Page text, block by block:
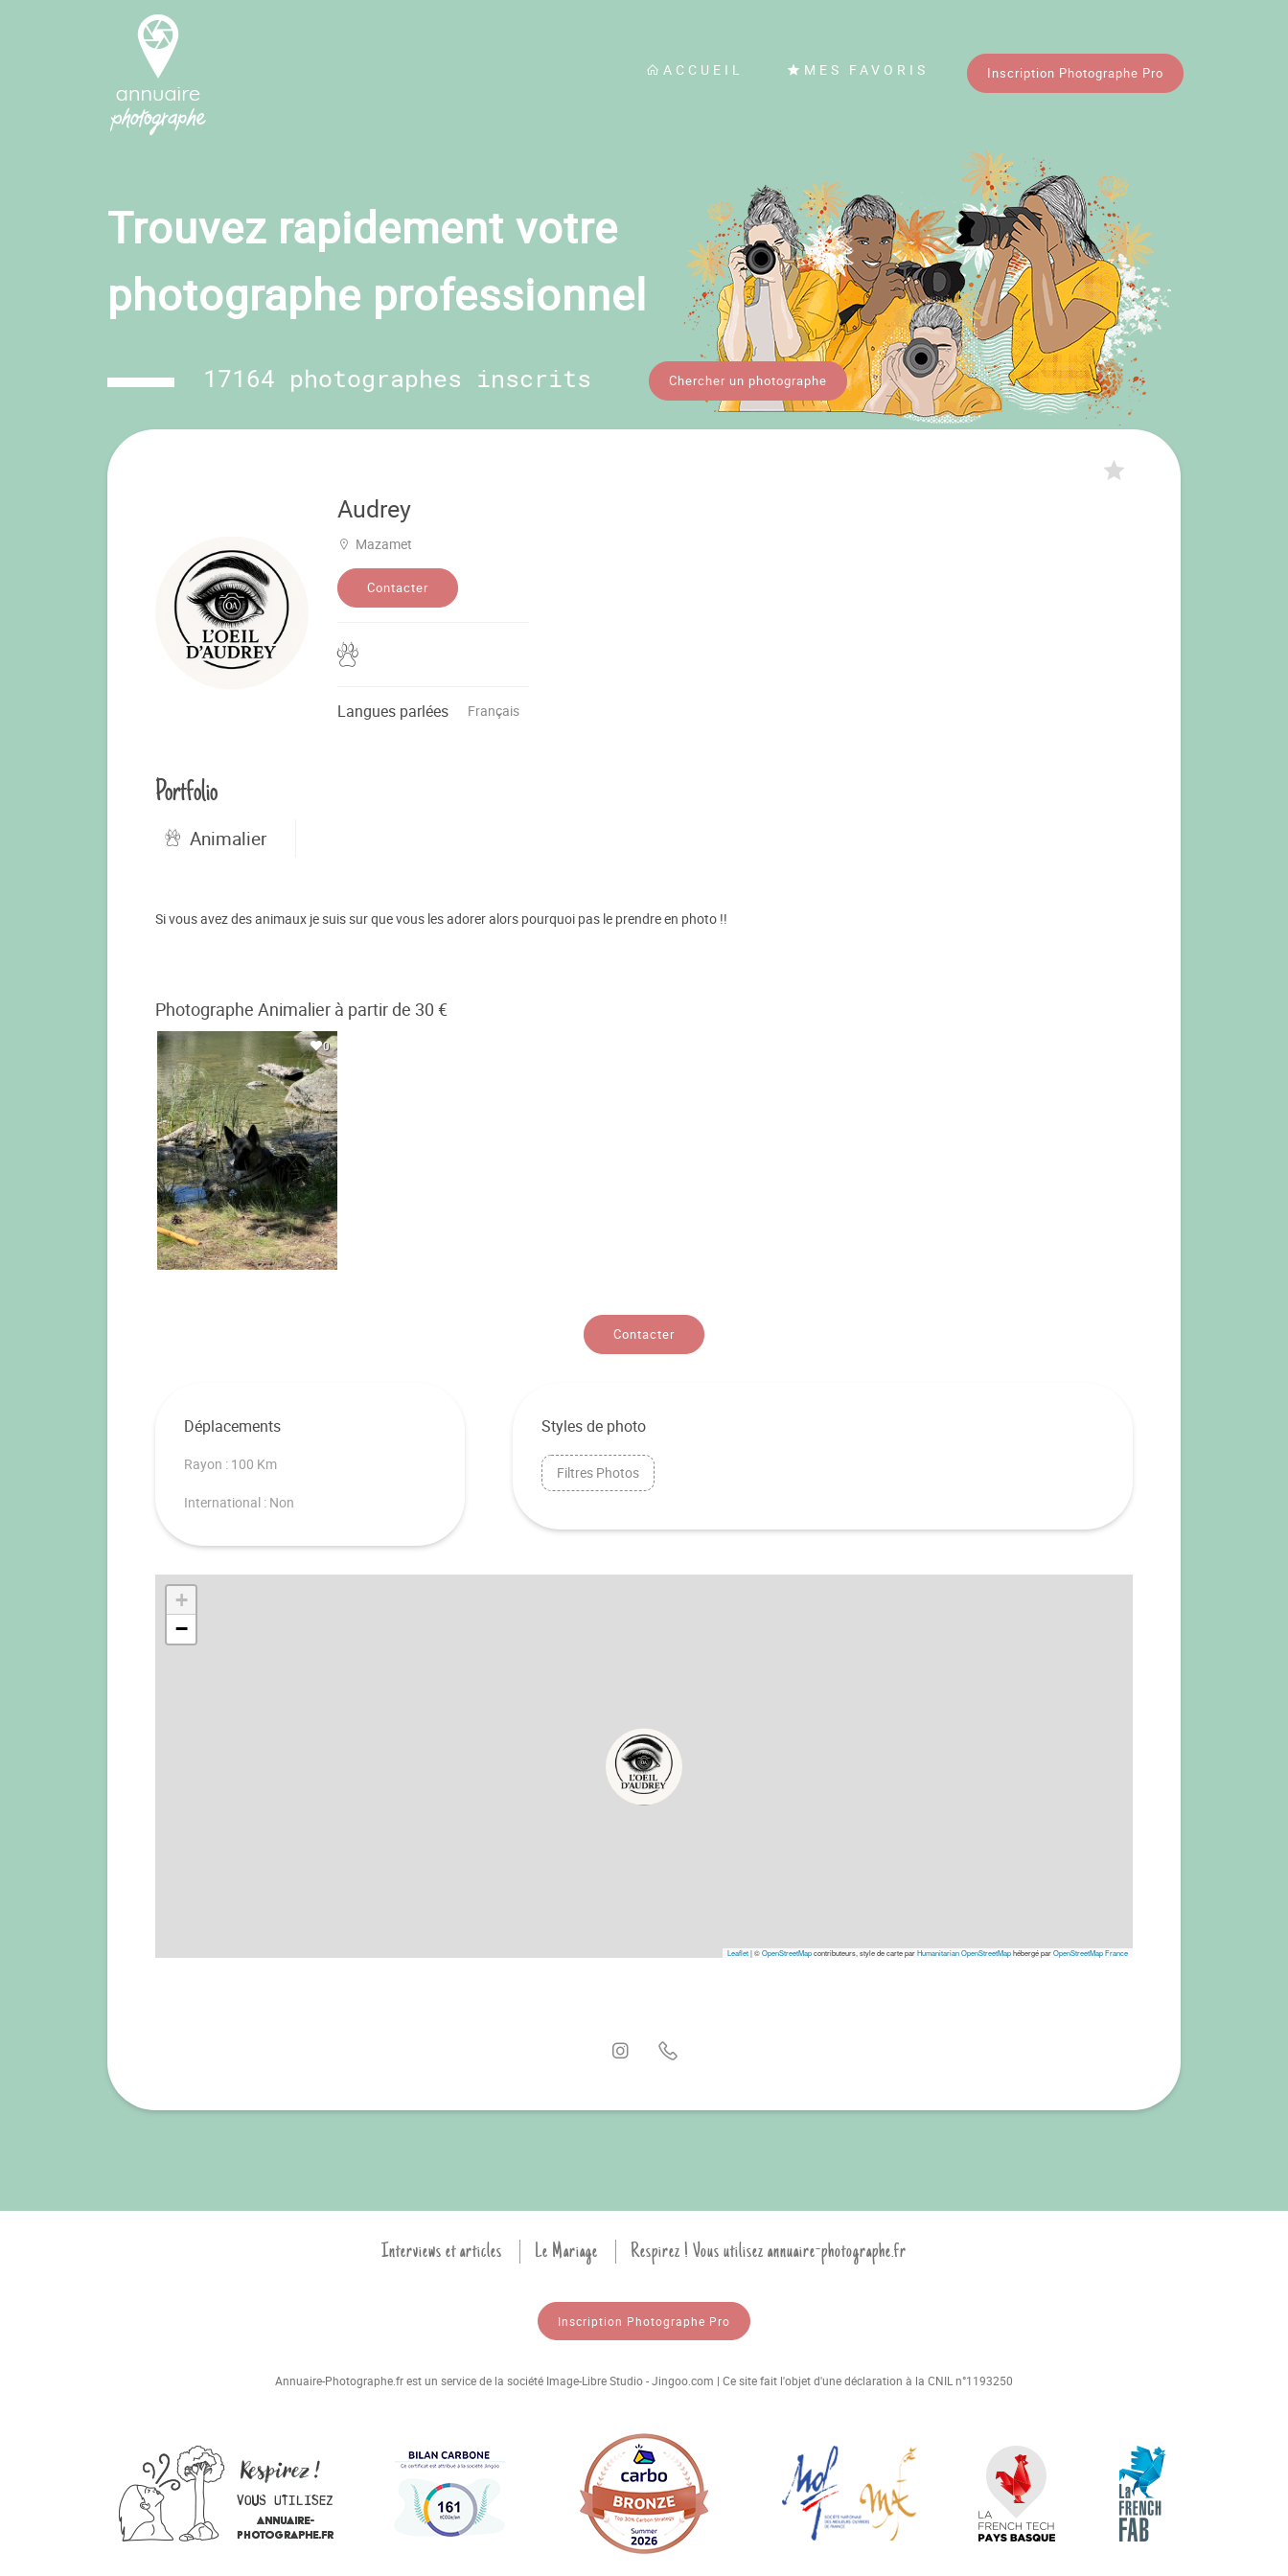
ACCUEIL MES FAVORIS Inscription Photographe Pro
Trouvez rapidement votre
photographe professionnel
17164 photographes inscrits Chercher un photographe
Audrey
Mazamet
Contacter
Langues parlées Français
Portfolio
Animalier
Si vous avez des animaux je suis sur que vous les adorer alors pourquoi pas le prendre en photo !!
Photographe Animalier à partir de 30 €
0
Contacter
Déplacements
Rayon : 100 Km
International : Non
Styles de photo
Filtres Photos
+
−
Leaflet|©OpenStreetMapcontributeurs, style de carte parHumanitarian OpenStreetMaphébergé parOpenStreetMap France
Interviews et articles Le Mariage Respirez ! Vous utilisez annuaire-photographe.fr
Inscription Photographe Pro
Annuaire-Photographe.fr est un service de la société Image-Libre Studio - Jingoo.com | Ce site fait l'objet d'une déclaration à la CNIL n°1193250